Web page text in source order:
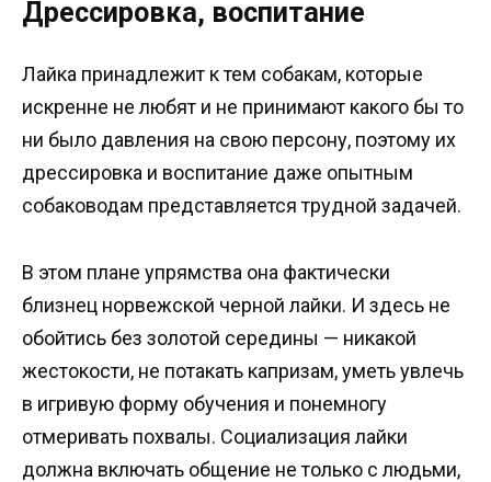
Дрессировка, воспитание
Лайка принадлежит к тем собакам, которые
искренне не любят и не принимают какого бы то
ни было давления на свою персону, поэтому их
дрессировка и воспитание даже опытным
собаководам представляется трудной задачей.
В этом плане упрямства она фактически
близнец норвежской черной лайки. И здесь не
обойтись без золотой середины — никакой
жестокости, не потакать капризам, уметь увлечь
в игривую форму обучения и понемногу
отмеривать похвалы. Социализация лайки
должна включать общение не только с людьми,